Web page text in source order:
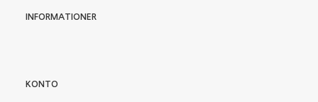
INFORMATIONER
KONTO